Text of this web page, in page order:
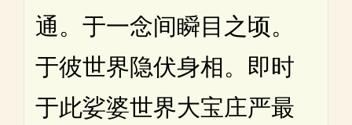
通。于一念间瞬目之顷。
于彼世界隐伏身相。即时
于此娑婆世界大宝庄严最